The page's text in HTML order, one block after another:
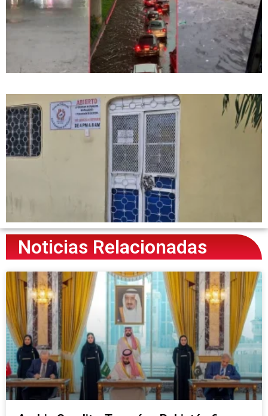
Noticias Relacionadas